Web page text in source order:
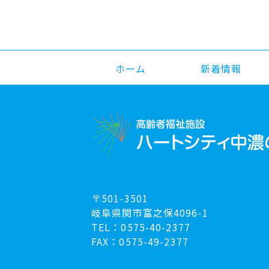
ホーム 新着情報
〒501-3501
岐阜県関市富之保4096-1
TEL：0575-40-2377
FAX：0575-49-2377